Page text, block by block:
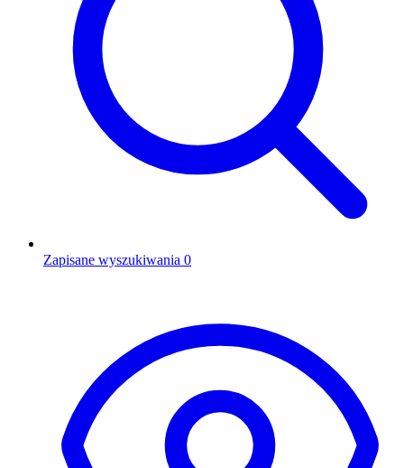
Zapisane wyszukiwania 0